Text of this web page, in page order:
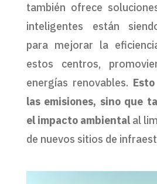
también ofrece
inteligentes están
para mejorar la
estos centros,
energías renovables.
las emisiones, sino que
el impacto ambientalal
de nuevos sitios de